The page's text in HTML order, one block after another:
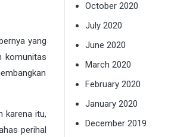
yang
komunitas
karena itu,
perihal
October 2020
July 2020
June 2020
March 2020
February 2020
January 2020
December 2019